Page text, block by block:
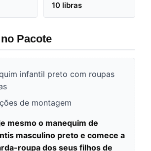
10 libras
Pacote
infantil preto com roupas
de montagem
mesmo o manequim de
masculino preto e comece a
roupa dos seus filhos de